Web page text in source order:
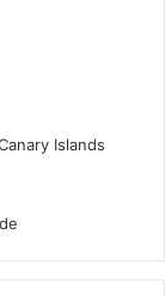
Islands